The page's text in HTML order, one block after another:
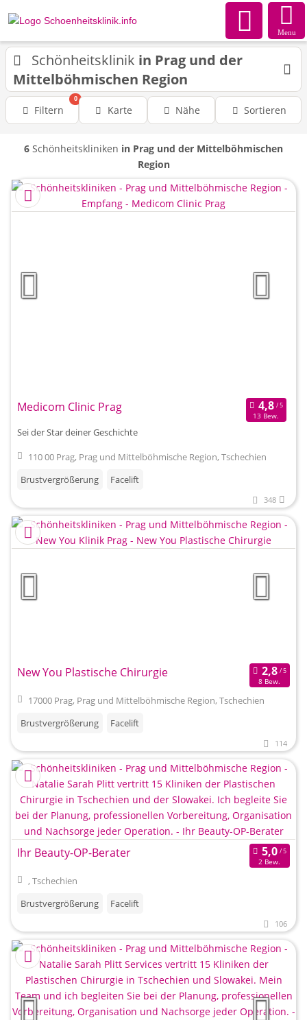
Menu
Schönheitsklinik in Prag und der
Mittelböhmischen Region
Filtern
0
Karte Nähe Sortieren
6 Schönheitskliniken in Prag und der Mittelböhmischen
Region
Medicom Clinic Prag
13 Bew.
Sei der Star deiner Geschichte
110 00 Prag, Prag und Mittelböhmische Region, Tschechien
Brustvergrößerung
Facelift
348
New You Plastische Chirurgie
8 Bew.
17000 Prag, Prag und Mittelböhmische Region, Tschechien
Brustvergrößerung
Facelift
114
Ihr Beauty-OP-Berater
2 Bew.
, Tschechien
Brustvergrößerung
Facelift
106